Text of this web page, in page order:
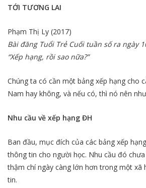
TỚI TƯƠNG LAI
Phạm Thị Ly (2017)
Bài đăng Tuổi Trẻ Cuối tuần số ra ngày
“Xếp hạng, rồi sao nữa?”
Chúng ta có cần một bảng xếp hạng cho
Nam hay không, và nếu có, thì nó nên
Nhu cầu về xếp hạng ĐH
Ban đầu, mục đích của các bảng xếp
thông tin cho người học. Nhu cầu đó
thậm chí ngày càng lớn hơn trong một xã
tin.